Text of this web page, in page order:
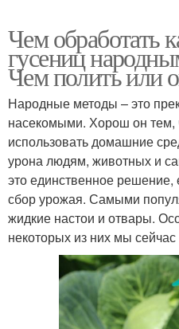
Чем обработать
гусениц
Чем полить или
Народные методы – это
насекомыми. Хорош он тем,
использовать домашние
урона людям, животных и
это единственное решение,
сбор урожая. Самыми
жидкие настои и отвары.
некоторых из них мы